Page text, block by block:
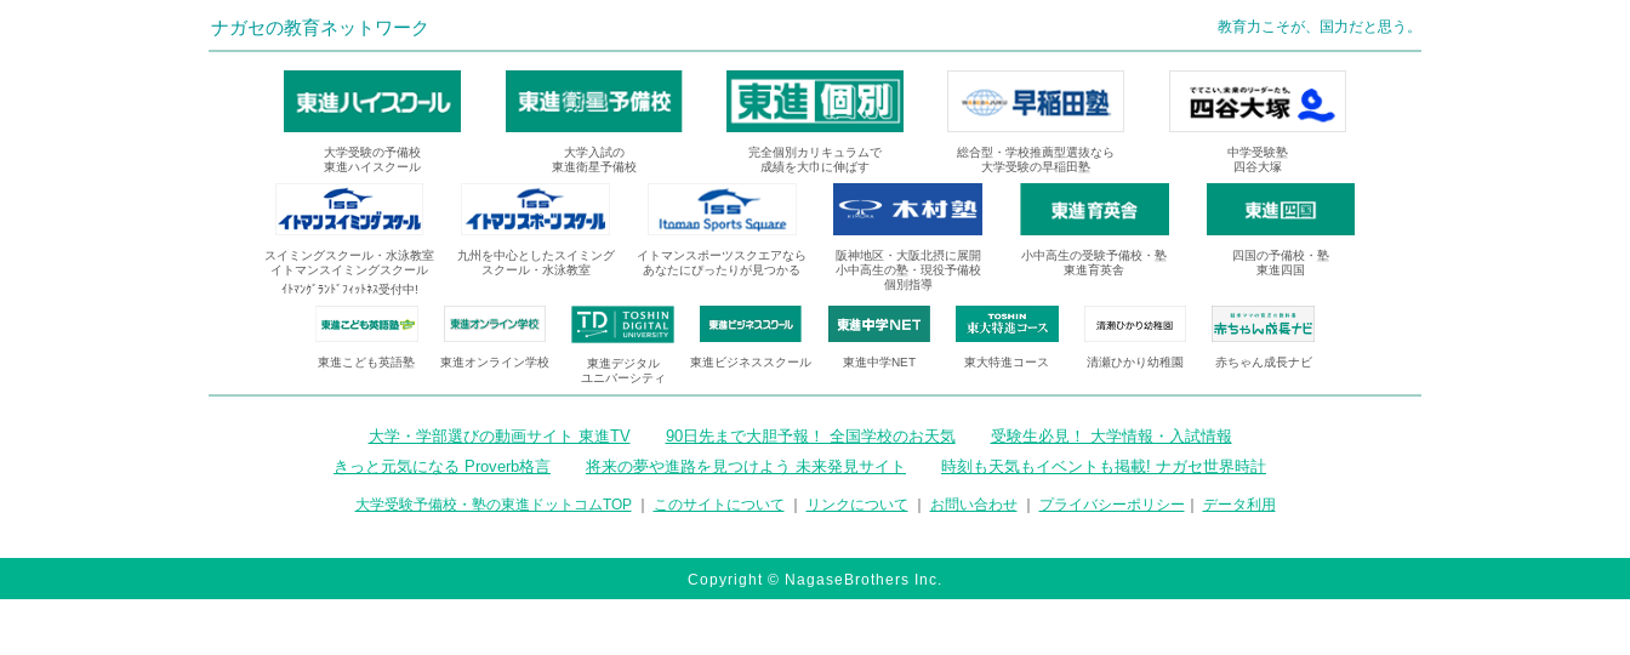
ナガセの教育ネットワーク 教育力こそが、国力だと思う。
大学受験の予備校
東進ハイスクール
大学入試の
東進衛星予備校
完全個別カリキュラムで
成績を大巾に伸ばす
総合型・学校推薦型選抜なら
大学受験の早稲田塾
中学受験塾
四谷大塚
スイミングスクール・水泳教室
イトマンスイミングスクール
ｲﾄﾏﾝｸﾞﾗﾝﾄﾞﾌｨｯﾄﾈｽ受付中!
九州を中心としたスイミング
スクール・水泳教室
イトマンスポーツスクエアなら
あなたにぴったりが見つかる
阪神地区・大阪北摂に展開
小中高生の塾・現役予備校
個別指導
小中高生の受験予備校・塾
東進育英舎
四国の予備校・塾
東進四国
東進こども英語塾 東進オンライン学校
東進デジタル
ユニバーシティ
東進ビジネススクール 東進中学NET 東大特進コース 清瀬ひかり幼稚園 赤ちゃん成長ナビ
大学・学部選びの動画サイト 東進TV 90日先まで大胆予報！ 全国学校のお天気
受験生必見！ 大学情報・入試情報
きっと元気になる Proverb格言
将来の夢や進路を見つけよう 未来発見サイト 時刻も天気もイベントも掲載! ナガセ世界時計
大学受験予備校・塾の東進ドットコムTOP｜ このサイトについて リンクについて お問い合わせ｜ プライバシーポリシー データ利用
Copyright © NagaseBrothers Inc.